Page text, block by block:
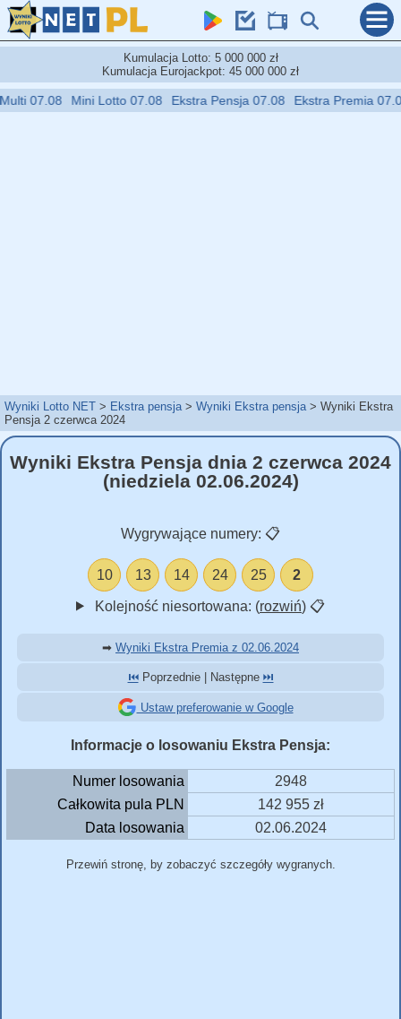
Kumulacja Lotto: 5 000 000 zł
Kumulacja Eurojackpot: 45 000 000 zł
07.08 Mini Lotto 07.08 Ekstra Pensja 07.08 Ekstra Premia 07.08
Wyniki Lotto NET Ekstra pensja Wyniki Ekstra pensja
Wyniki Ekstra
Pensja 2 czerwca 2024
Wyniki Ekstra Pensja dnia 2 czerwca 2024
(niedziela 02.06.2024)
Wygrywające numery: 📋
10 13 14 24 25 2
Kolejność niesortowana: (rozwiń) 📋
➡ Wyniki Ekstra Premia z 02.06.2024
⏮️Poprzednie | Następne ⏭️
Ustaw preferowanie w Google
Informacje o losowaniu Ekstra Pensja:
Numer losowania
2948
Całkowita pula PLN
142 955 zł
Data losowania
02.06.2024
Przewiń stronę, by zobaczyć szczegóły wygranych.